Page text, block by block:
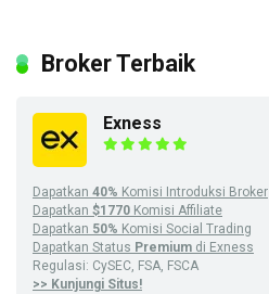
Broker Terbaik
Exness
Dapatkan 40% Komisi Introduksi Broker
Dapatkan $1770 Komisi Affiliate
Dapatkan 50% Komisi Social Trading
Dapatkan Status Premium di Exness
Regulasi: CySEC, FSA, FSCA
>> Kunjungi Situs!